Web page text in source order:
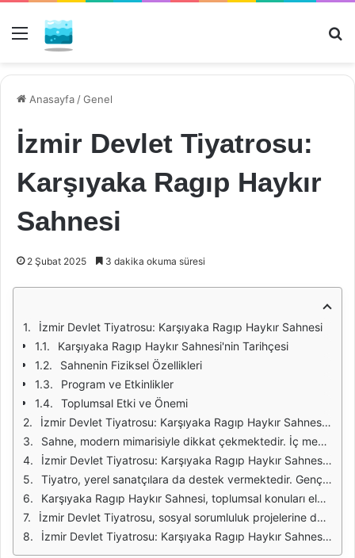
Menü
Anasayfa /Genel
İzmir Devlet Tiyatrosu:
Karşıyaka Ragıp Haykır
Sahnesi
2 Şubat 2025 3 dakika okuma süresi
İzmir Devlet Tiyatrosu: Karşıyaka Ragıp Haykır Sahnesi
Karşıyaka Ragıp Haykır Sahnesi'nin Tarihçesi
Sahnenin Fiziksel Özellikleri
Program ve Etkinlikler
Toplumsal Etki ve Önemi
İzmir Devlet Tiyatrosu: Karşıyaka Ragıp Haykır Sahnesi, İzmir'in kültürel hayatında özel bir yere sahiptir. Bu sahne, özgün performansların sergilendiği, sanatçıların yeteneklerini sergilediği ve izleyicilerin kaliteli bir deneyim yaşadığı bir mekandır. Karşıyaka'nın merkezinde yer alan bu tiyatro, hem yerel hem de ulusal ölçekte önemli etkinliklere ev sahipliği yapmaktadır.
Sahne, modern mimarisiyle dikkat çekmektedir. İç mekan tasarımı, akustik özellikleriyle birleşerek, izleyicilere en iyi seyir deneyimini sunmak için özel olarak tasarlanmıştır. Geniş oturma alanları, konforlu koltuklar ve sahne ile izleyici arasındaki mesafe, her bir izleyicinin oyunu daha iyi görebilmesi ve duyabilmesi için düşünülmüştür.
İzmir Devlet Tiyatrosu: Karşıyaka Ragıp Haykır Sahnesi, sezon boyunca çeşitli oyunlar, konserler ve etkinliklere ev sahipliği yapmaktadır. Farklı türlerde ve temalarda pek çok eser, profesyonel sanatçılar tarafından sahneye konulmakta, bu sayede çeşitli yaş gruplarındaki izleyicilere hitap edilmektedir. Bu çeşitlilik, tiyatronun sadece bir sahne değil, aynı zamanda bir kültürel buluşma noktası olmasını sağlamaktadır.
Tiyatro, yerel sanatçılara da destek vermektedir. Genç yetenekler için düzenlenen atölye çalışmaları ve gösterimlerle, sanatın geleceğine katkı sağlamaktadır. Bu sayede, yeni nesil sanatçılar sahne deneyimi kazanmakta ve kariyerlerine bir adım daha yaklaşmaktadır.
Karşıyaka Ragıp Haykır Sahnesi, toplumsal konuları ele alan oyunlarıyla da dikkat çekmektedir. Bu tür eserler, izleyicilere düşündürücü ve sorgulayıcı bir deneyim sunarak, sanatın toplumsal etkisini göstermektedir. Tiyatro, sadece eğlence aracı değil, aynı zamanda bir düşünce platformu olarak da işlev görmektedir.
İzmir Devlet Tiyatrosu, sosyal sorumluluk projelerine de önem vermekte ve çeşitli etkinlikler düzenlemektedir. Bu projeler aracılığıyla, tiyatro sanatının daha geniş kitlelere ulaşmasını hedeflemektedir. Özellikle çocuklar ve gençler için düzenlenen etkinlikler, sanatın erken yaşta tanıtılması açısından büyük bir önem taşımaktadır.
İzmir Devlet Tiyatrosu: Karşıyaka Ragıp Haykır Sahnesi, sanatın ve kültürün gelişimine katkıda bulunan önemli bir mekandır. Hem yerel hem de ulusal ölçekteki etkinlikleriyle, İzmir’in kültürel zenginliğine değer katmakta ve toplumsal farkındalığı artırma konusunda önemli bir rol oynamaktadır.